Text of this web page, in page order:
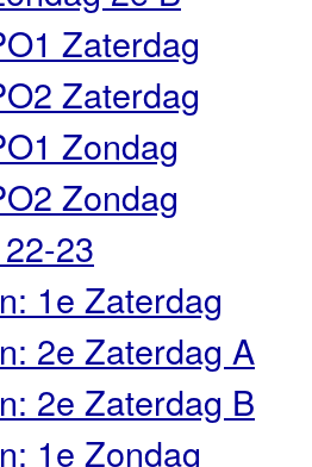
Zaterdag
Zaterdag
Zondag
Zondag
23
1e Zaterdag
2e Zaterdag A
2e Zaterdag B
1e Zondag